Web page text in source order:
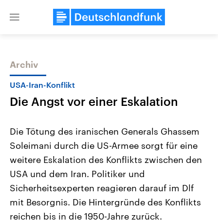
Close
Themen
Landtagswahl Sachsen-Anhalt
2026
Alle Informationen
Sachsen-Anhalt wählt am 6.
September 2026 einen neuen
Landtag. Seit 2021 wird das
Bundesland von einer Koalition aus
USA
Aktuelle Beiträge,
Hintergründe
Wirtschaftlich und
gehören die Vereinigten
mit großem Einfluss auf
Archiv
USA-Iran-Konflikt
Die Angst vor einer Eskalation
Die Tötung des iranischen Generals Ghassem
Soleimani durch die US-Armee sorgt für eine
weitere Eskalation des Konflikts zwischen den
USA und dem Iran. Politiker und
Sicherheitsexperten reagieren darauf im Dlf
mit Besorgnis. Die Hintergründe des Konflikts
reichen bis in die 1950-Jahre zurück.